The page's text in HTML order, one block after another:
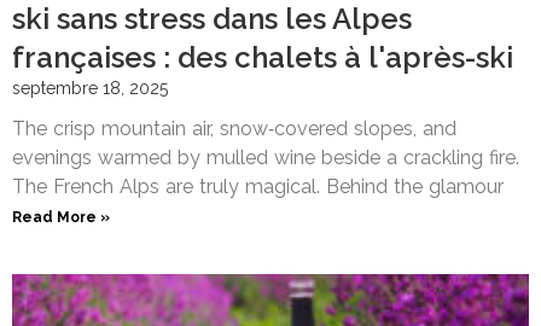
ski sans stress dans les Alpes
françaises : des chalets à l'après-ski
septembre 18, 2025
The crisp mountain air, snow‑covered slopes, and
evenings warmed by mulled wine beside a crackling fire.
The French Alps are truly magical. Behind the glamour
Read More »